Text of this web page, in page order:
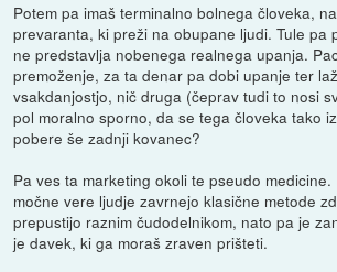
Potem pa imaš terminalno bolnega človeka,
prevaranta, ki preži na obupane ljudi. Tule pa
ne predstavlja nobenega realnega upanja.
premoženje, za ta denar pa dobi upanje ter
vsakdanjostjo, nič druga (čeprav tudi to nosi
pol moralno sporno, da se tega človeka tako
pobere še zadnji kovanec?
Pa ves ta marketing okoli te pseudo
močne vere ljudje zavrnejo klasične metode
prepustijo raznim čudodelnikom, nato pa je
je davek, ki ga moraš zraven prišteti.